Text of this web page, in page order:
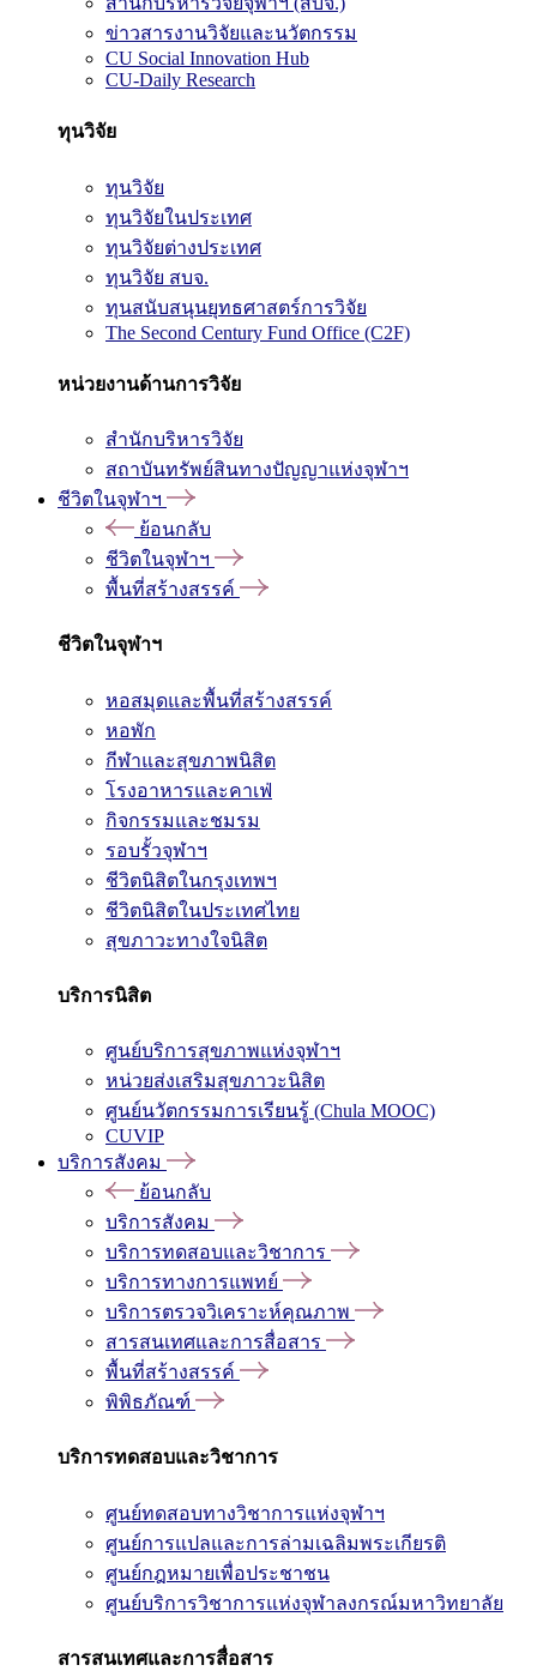
ข่าวสารงานวิจัยและนวัตกรรม
CU Social Innovation Hub
CU-Daily Research
ทุนวิจัย
ทุนวิจัย
ทุนวิจัยในประเทศ
ทุนวิจัยต่างประเทศ
ทุนวิจัย สบจ.
ทุนสนับสนุนยุทธศาสตร์การวิจัย
The Second Century Fund Office (C2F)
หน่วยงานด้านการวิจัย
สำนักบริหารวิจัย
สถาบันทรัพย์สินทางปัญญาแห่งจุฬาฯ
ชีวิตในจุฬาฯ
ย้อนกลับ
ชีวิตในจุฬาฯ
พื้นที่สร้างสรรค์
ชีวิตในจุฬาฯ
หอสมุดและพื้นที่สร้างสรรค์
หอพัก
กีฬาและสุขภาพนิสิต
โรงอาหารและคาเฟ่
กิจกรรมและชมรม
รอบรั้วจุฬาฯ
ชีวิตนิสิตในกรุงเทพฯ
ชีวิตนิสิตในประเทศไทย
สุขภาวะทางใจนิสิต
บริการนิสิต
ศูนย์บริการสุขภาพแห่งจุฬาฯ
หน่วยส่งเสริมสุขภาวะนิสิต
ศูนย์นวัตกรรมการเรียนรู้ (Chula MOOC)
CUVIP
บริการสังคม
ย้อนกลับ
บริการสังคม
บริการทดสอบและวิชาการ
บริการทางการแพทย์
บริการตรวจวิเคราะห์คุณภาพ
สารสนเทศและการสื่อสาร
พื้นที่สร้างสรรค์
พิพิธภัณฑ์
บริการทดสอบและวิชาการ
ศูนย์ทดสอบทางวิชาการแห่งจุฬาฯ
ศูนย์การแปลและการล่ามเฉลิมพระเกียรติ
ศูนย์กฎหมายเพื่อประชาชน
ศูนย์บริการวิชาการแห่งจุฬาลงกรณ์มหาวิทยาลัย
สารสนเทศและการสื่อสาร